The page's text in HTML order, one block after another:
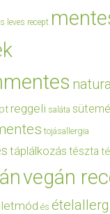
leves recept
reggeli saláta
tojásallergia
táplálkozás tészta
vegán
és